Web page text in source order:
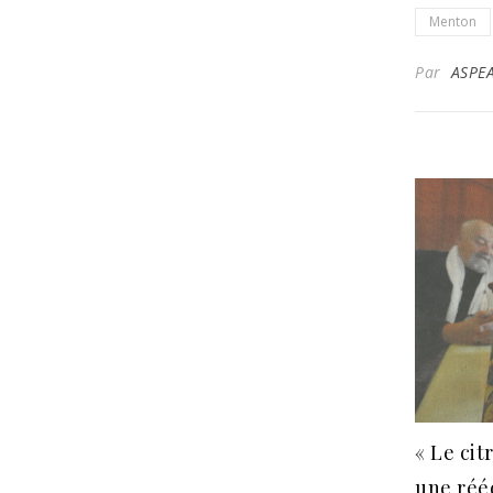
Menton
Par
« Le
une